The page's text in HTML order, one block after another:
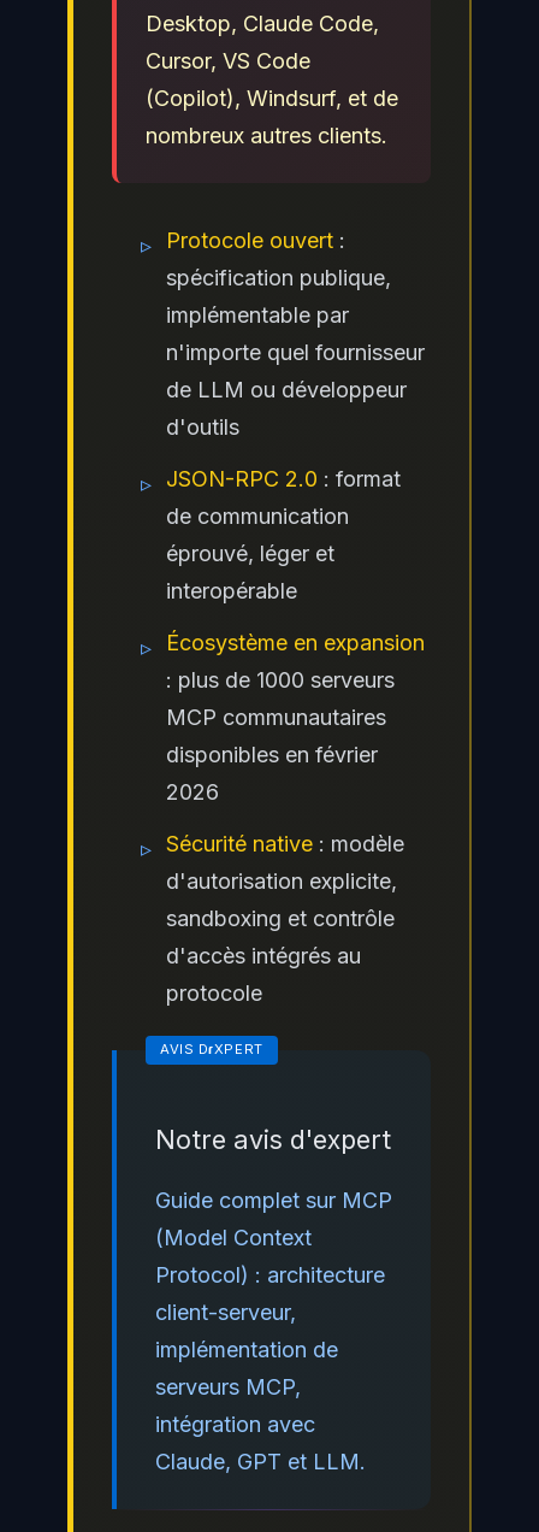
Desktop, Claude Code,
Cursor, VS Code
(Copilot), Windsurf, et de
nombreux autres clients.
▹ Protocole ouvert :
spécification publique,
implémentable par
n'importe quel fournisseur
de LLM ou développeur
d'outils
▹ JSON-RPC 2.0 : format
de communication
éprouvé, léger et
interopérable
▹
Écosystème en expansion
: plus de 1000 serveurs
MCP communautaires
disponibles en février
2026
▹ Sécurité native : modèle
d'autorisation explicite,
sandboxing et contrôle
d'accès intégrés au
protocole
Notre avis d'expert
Guide complet sur MCP
(Model Context
Protocol) : architecture
client-serveur,
implémentation de
serveurs MCP,
intégration avec
Claude, GPT et LLM.